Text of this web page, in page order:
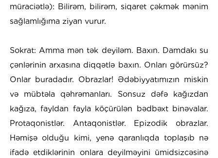
müraciətlə): Bilirəm, bilirəm, siqaret çəkmək mənim
sağlamlığıma ziyan vurur.
Sokrat: Amma mən tək deyiləm. Baxın. Damdakı su
çənlərinin arxasına diqqətlə baxın. Onları görürsüz?
Onlar buradadır. Obrazlar! Ədəbiyyatımızın miskin
və mübtəla qəhrəmanları. Sonsuz dəfə kağızdan
kağıza, fayldan fayla köçürülən bədbəxt binəvalar.
Protaqonistlər. Antaqonistlər. Epizodik obrazlar.
Həmişə olduğu kimi, yenə qaranlıqda toplaşıb nə
ifadə etdiklərinin onlara deyilməyini ümidsizcəsinə